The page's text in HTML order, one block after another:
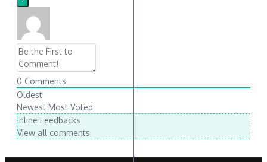
0 Comments
Oldest
Newest Most Voted
Inline Feedbacks
View all comments